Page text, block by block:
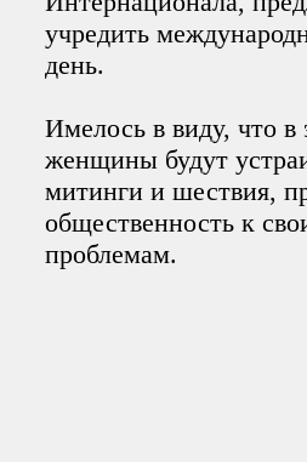
учредить
день.
Имелось в виду, что в
женщины будут
митинги и шествия,
общественность к
проблемам.